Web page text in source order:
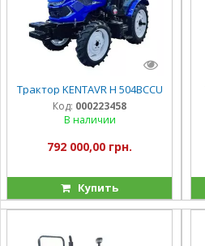
Трактор KENTAVR H 504BCCU
Код: 000223458
В наличии
792 000,00 грн.
Купить